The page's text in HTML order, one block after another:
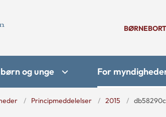
og unge For
Principmeddelelser 2015